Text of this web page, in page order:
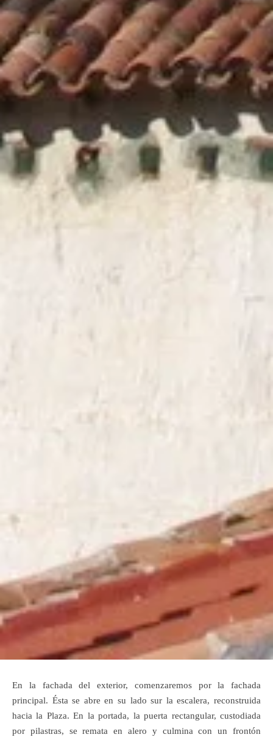
En la fachada del exterior, comenzaremos por la fachada
principal. Ésta se abre en su lado sur la escalera, reconstruida
hacia la Plaza. En la portada, la puerta rectangular, custodiada
por pilastras, se remata en alero y culmina con un frontón